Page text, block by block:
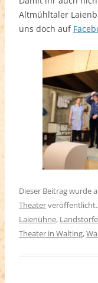
Altmühltaler
uns doch auf
Dieser Beitrag wurde
Theater
Laienühne,
Theater in Walting,